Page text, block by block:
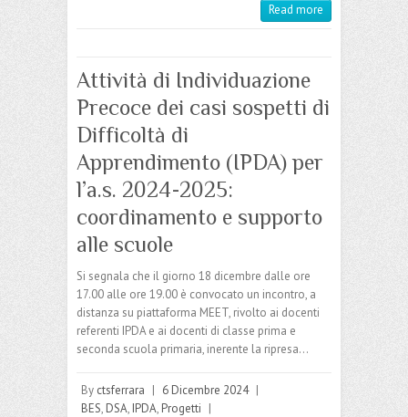
Read more
Attività di Individuazione
Precoce dei casi sospetti di
Difficoltà di
Apprendimento (IPDA) per
l’a.s. 2024-2025:
coordinamento e supporto
alle scuole
Si segnala che il giorno 18 dicembre dalle ore
17.00 alle ore 19.00 è convocato un incontro, a
distanza su piattaforma MEET, rivolto ai docenti
referenti IPDA e ai docenti di classe prima e
seconda scuola primaria, inerente la ripresa…
By ctsferrara | 6 Dicembre 2024 |
BES, DSA, IPDA, Progetti |